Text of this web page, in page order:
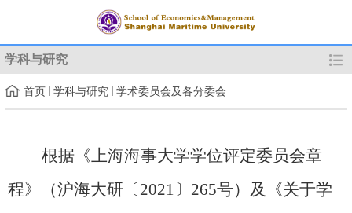
学科与研究
首页 学科与研究 学术委员会及各分委会
根据《上海海事大学学位评定委员会章
程》（沪海大研〔2021〕265号）及《关于学